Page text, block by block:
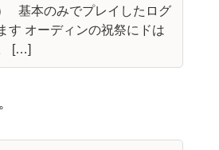
基本のみでプレイしたログ
す オーディンの祝祭にドは
[…]